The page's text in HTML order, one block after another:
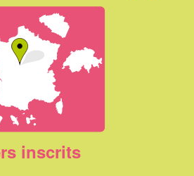
inscrits